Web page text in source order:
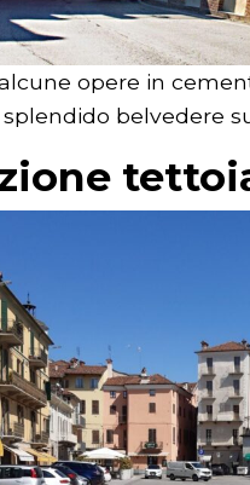
opere in
belvedere